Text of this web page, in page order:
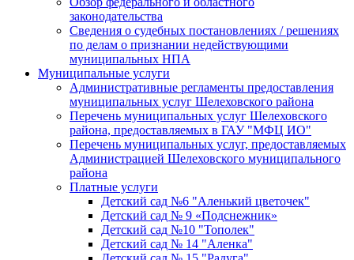
законодательства
Сведения о судебных постановлениях / решениях
по делам о признании недействующими
муниципальных НПА
Муниципальные услуги
Административные регламенты предоставления
муниципальных услуг Шелеховского района
Перечень муниципальных услуг Шелеховского
района, предоставляемых в ГАУ "МФЦ ИО"
Перечень муниципальных услуг, предоставляемых
Администрацией Шелеховского муниципального
района
Платные услуги
Детский сад №6 "Аленький цветочек"
Детский сад № 9 «Подснежник»
Детский сад №10 "Тополек"
Детский сад № 14 "Аленка"